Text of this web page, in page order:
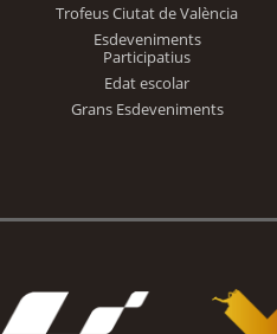
Trinidad Alfonso
Trofeus Ciutat de València
Esdeveniments
Participatius
Edat escolar
Grans Esdeveniments